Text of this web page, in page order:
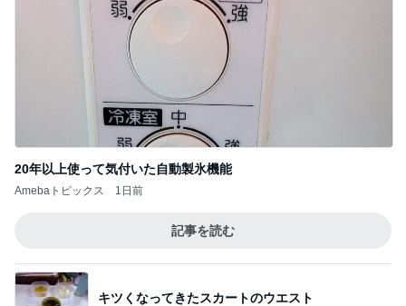
20年以上使って気付いた自動製氷機能
Amebaトピックス 1日前
記事を読む
キツくなってきたスカートのウエスト